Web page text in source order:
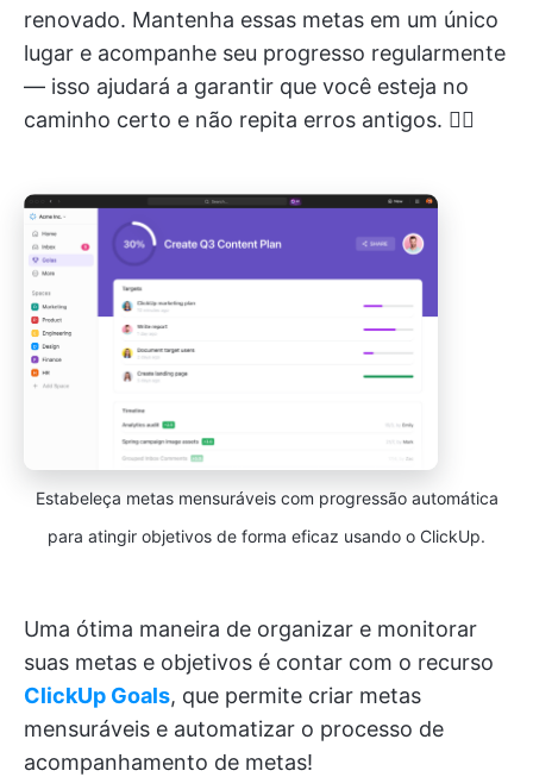
renovado. Mantenha essas metas em um único
lugar e acompanhe seu progresso regularmente
— isso ajudará a garantir que você esteja no
caminho certo e não repita erros antigos. 🙅‍♀️
Estabeleça metas mensuráveis com progressão automática
para atingir objetivos de forma eficaz usando o ClickUp.
Uma ótima maneira de organizar e monitorar
suas metas e objetivos é contar com o recurso
ClickUp Goals, que permite criar metas
mensuráveis e automatizar o processo de
acompanhamento de metas!